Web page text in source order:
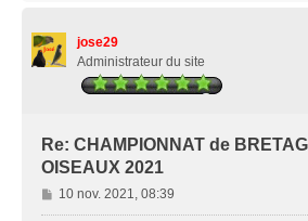
jose29
Administrateur du site
Re: CHAMPIONNAT de
OISEAUX 2021
M
e
10 nov. 2021, 08:39